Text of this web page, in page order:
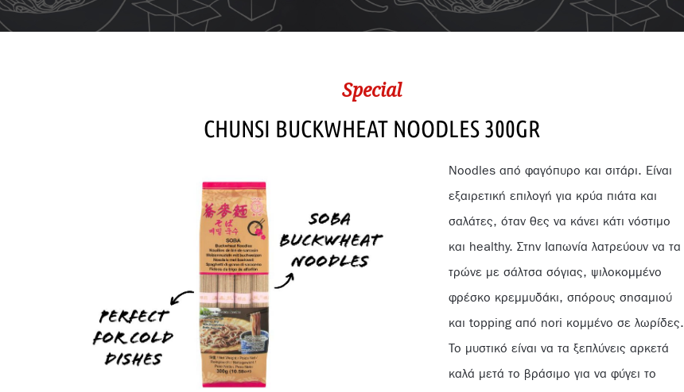
Special
CHUNSI BUCKWHEAT NOODLES 300GR
Noodles από φαγόπυρο και σιτάρι. Είναι
εξαιρετική επιλογή για κρύα πιάτα και
σαλάτες, όταν θες να κάνει κάτι νόστιμο
και healthy. Στην Ιαπωνία λατρεύουν να τα
τρώνε με σάλτσα σόγιας, ψιλοκομμένο
φρέσκο κρεμμυδάκι, σπόρους σησαμιού
και topping από nori κομμένο σε λωρίδες.
Το μυστικό είναι να τα ξεπλύνεις αρκετά
καλά μετά το βράσιμο για να φύγει το